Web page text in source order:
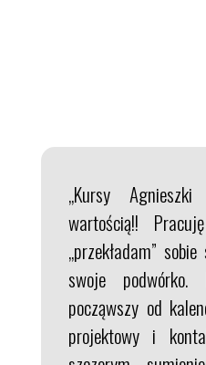
„Kursy
wartością!!
„przekładam”
swoje podwórko.
począwszy od
projektowy i